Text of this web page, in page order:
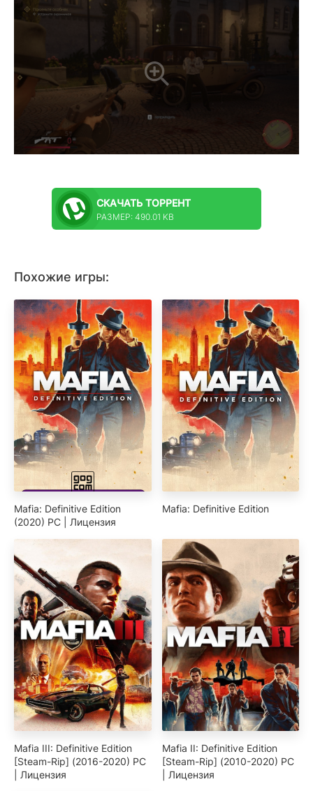
СКАЧАТЬ ТОРРЕНТ
РАЗМЕР: 490.01 KB
Похожие игры:
Mafia: Definitive Edition
(2020) PC | Лицензия
Mafia: Definitive Edition
Mafia III: Definitive Edition
[Steam-Rip] (2016-2020) PC
| Лицензия
Mafia II: Definitive Edition
[Steam-Rip] (2010-2020) PC
| Лицензия